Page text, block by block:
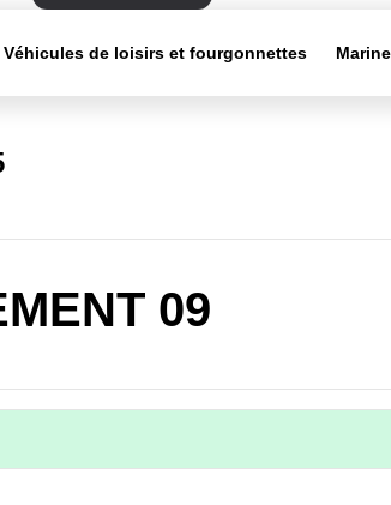
Véhicules de loisirs et fourgonnettes Marine
09